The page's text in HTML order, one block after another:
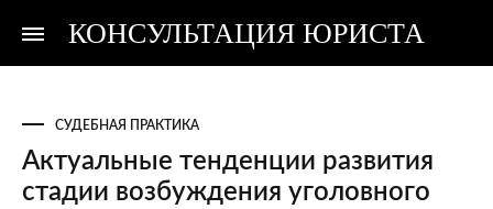
КОНСУЛЬТАЦИЯ ЮРИСТА
Консультация
Консультация
СУДЕБНАЯ ПРАКТИКА
Актуальные тенденции развития
стадии возбуждения уголовного